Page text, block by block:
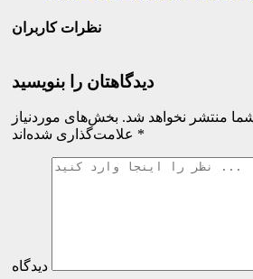
نظرات کاربران
دیدگاهتان را بنویسید
منتشر نخواهد شد. بخش‌های موردنیاز
*
دیدگاه